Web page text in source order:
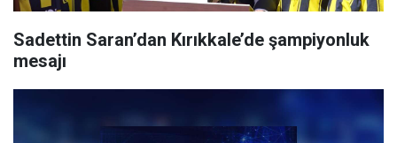
Sadettin Saran’dan Kırıkkale’de şampiyonluk
mesajı